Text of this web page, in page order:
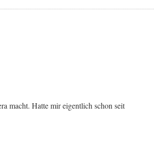
macht. Hatte mir eigentlich schon seit